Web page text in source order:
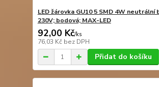
LED žárovka GU10 5 SMD 4W neutrální
230V; bodová; MAX-LED
92,00 Kč/ks
76,03 Kč bez DPH
Přidat do košíku